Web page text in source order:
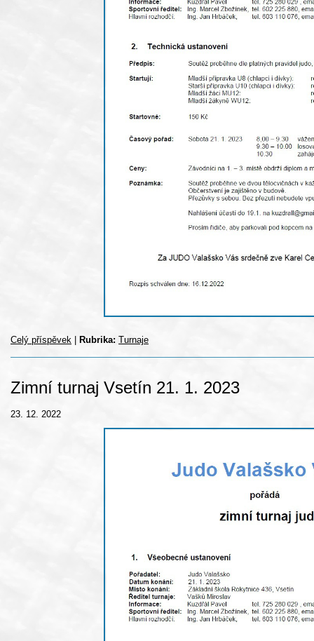
Celý příspěvek Rubrika: Turnaje
Zimní turnaj Vsetín 21. 1. 2023
23. 12. 2022